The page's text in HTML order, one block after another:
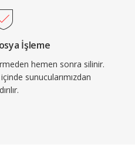
İşleme
hemen sonra silinir.
sunucularımızdan